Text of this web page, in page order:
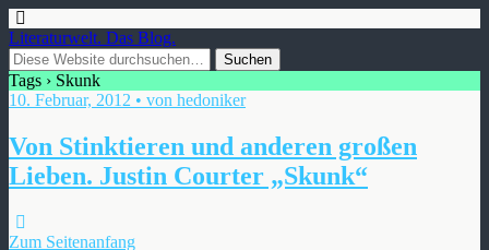
Literaturwelt. Das Blog.
Tags › Skunk
10. Februar, 2012 • von hedoniker
Von Stinktieren und anderen großen
Lieben. Justin Courter „Skunk“
Zum Seitenanfang